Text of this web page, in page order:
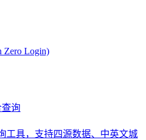
Zero Login)
询
工具，支持四源数据、中英文城